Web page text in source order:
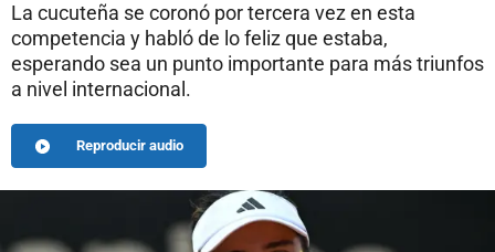
La cucuteña se coronó por tercera vez en esta
competencia y habló de lo feliz que estaba,
esperando sea un punto importante para más triunfos
a nivel internacional.
Reproducir audio